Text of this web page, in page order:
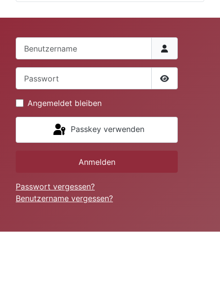
Passwort
Angemeldet bleiben
Passkey verwenden
Anmelden
Passwort vergessen?
Benutzername vergessen?